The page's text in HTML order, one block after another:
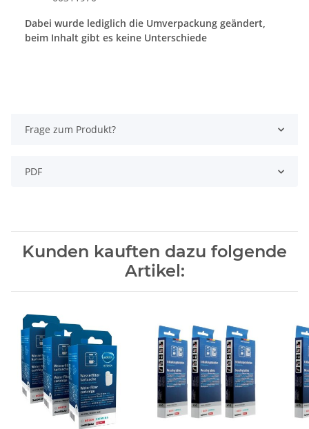
Dabei wurde lediglich die Umverpackung geändert,
beim Inhalt gibt es keine Unterschiede
Frage zum Produkt?
PDF
Kunden kauften dazu folgende
Artikel: